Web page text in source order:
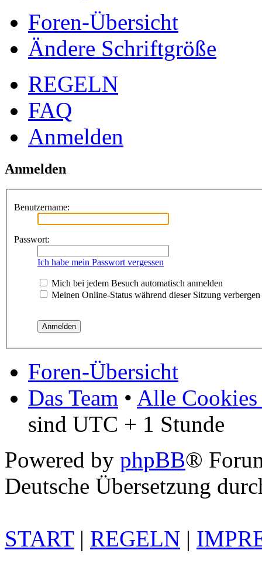
Foren-Übersicht
Ändere Schriftgröße
REGELN
FAQ
Anmelden
Anmelden
Benutzername:
Passwort:
Ich habe mein Passwort vergessen
Mich bei jedem Besuch automatisch anmelden
Meinen Online-Status während dieser Sitzung verbergen
Foren-Übersicht
Das Team • Alle Cookies
sind UTC + 1 Stunde
Powered by phpBB®
Deutsche Übersetzung
START| REGELN |